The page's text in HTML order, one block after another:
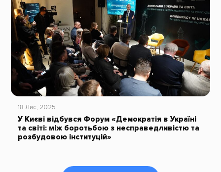
18 Лис, 2025
У Києві відбувся Форум «Демократія в Україні
та світі: між боротьбою з несправедливістю та
розбудовою інституцій»